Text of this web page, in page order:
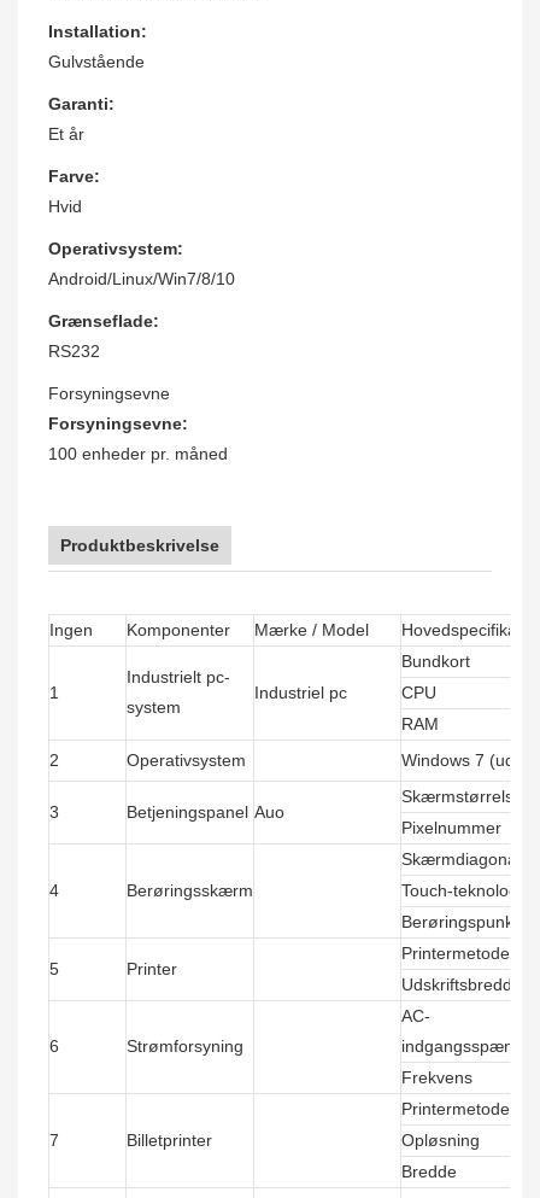
Installation:
Gulvstående
Garanti:
Et år
Farve:
Hvid
Operativsystem:
Android/Linux/Win7/8/10
Grænseflade:
RS232
Forsyningsevne
Forsyningsevne:
100 enheder pr. måned
Produktbeskrivelse
Ingen Komponenter Mærke / Model
1
Industrielt pc-
system
Industriel pc
Bundkort
CPU
RAM
2
Operativsystem Windows 7 (uden
3 Betjeningspanel Auo
Skærmstørrelse
Pixelnummer
4 Berøringsskærm
Skærmdiagonal
Touch-teknologi
Berøringspunkter
5 Printer
Printermetode
Udskriftsbredde
6 Strømforsyning
AC-
Frekvens
7 Billetprinter
Printermetode
Opløsning
Bredde